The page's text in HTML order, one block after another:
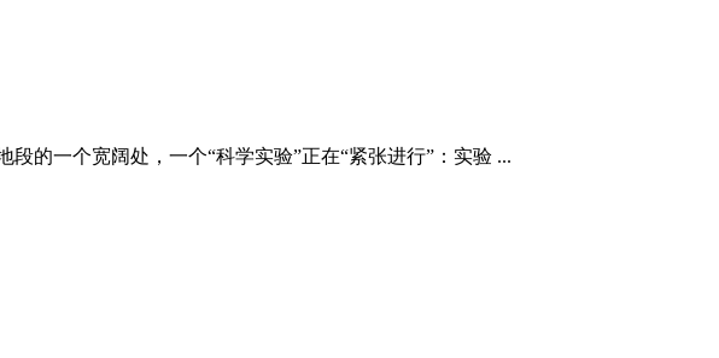
的一个宽阔处，一个“科学实验”正在“紧张进行”：实验 ...